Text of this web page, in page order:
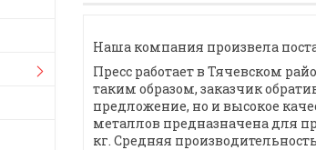
Наша компания произвела
Пресс работает в Тячевском
таким образом, заказчик
предложение, но и высокое
металлов предназначена для
кг. Средняя